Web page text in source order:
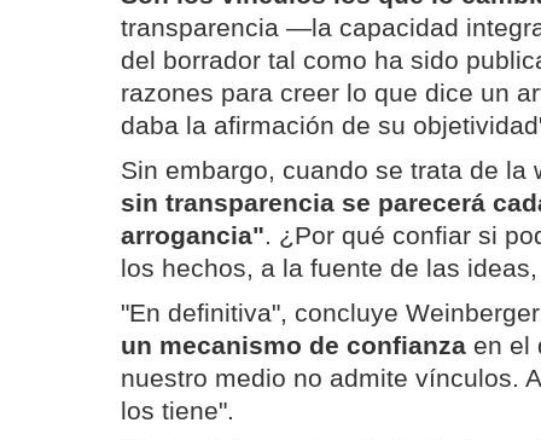
transparencia —la capacidad
del borrador tal como ha sido
razones para creer lo que dice un
daba la afirmación de su
Sin embargo, cuando se trata de la
sin transparencia se parecerá
arrogancia". ¿Por qué confiar si
los hechos, a la fuente de las
"En definitiva", concluye
un mecanismo de confianza en el
nuestro medio no admite vínculos.
los tiene".